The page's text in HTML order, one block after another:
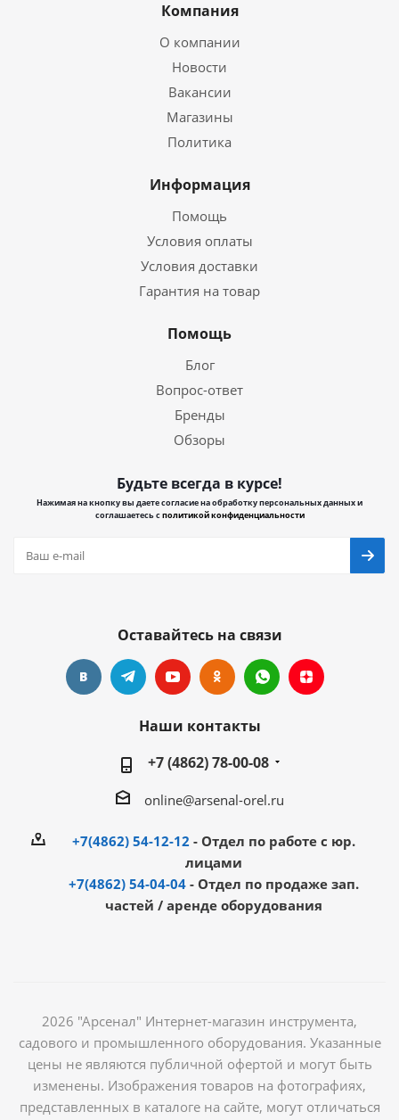
Компания
О компании
Новости
Вакансии
Магазины
Политика
Информация
Помощь
Условия оплаты
Условия доставки
Гарантия на товар
Помощь
Блог
Вопрос-ответ
Бренды
Обзоры
Будьте всегда в курсе!
Нажимая на кнопку вы даете согласие на обработку персональных данных и
соглашаетесь сполитикой конфиденциальности
Оставайтесь на связи
Наши контакты
+7 (4862) 78-00-08
online@arsenal-orel.ru
+7(4862) 54-12-12 - Отдел по работе с юр.
лицами
+7(4862) 54-04-04 - Отдел по продаже зап.
частей / аренде оборудования
2026 "Арсенал" Интернет-магазин инструмента,
садового и промышленного оборудования. Указанные
цены не являются публичной офертой и могут быть
изменены. Изображения товаров на фотографиях,
представленных в каталоге на сайте, могут отличаться